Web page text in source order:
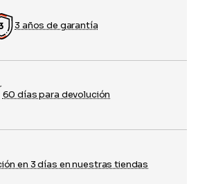
3 años de garantía
60 días para devolución
en 3 días en nuestras tiendas